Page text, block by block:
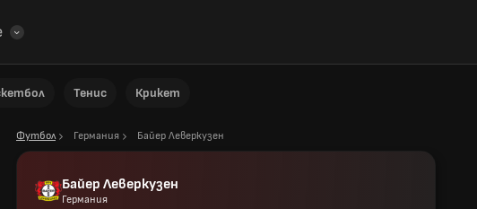
Тенис Крикет
Футбол Германия Байер Леверкузен
Байер Леверкузен
Германия